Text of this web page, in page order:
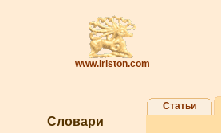
www.iriston.com
Словари
Статьи